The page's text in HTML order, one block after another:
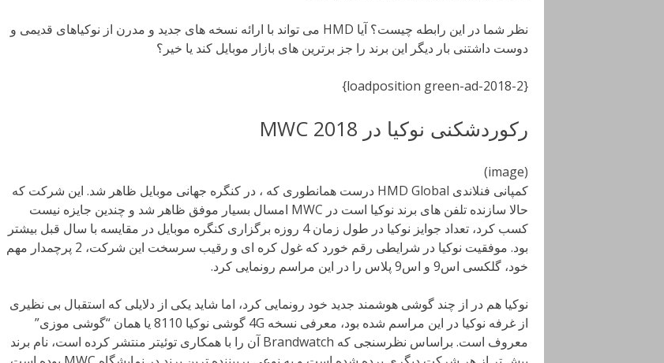
نظر شما در این رابطه چیست؟ آیا HMD می تواند با ارائه نسخه های جدید و مدرن از نوکیاهای قدیمی و
دوست داشتنی بار دیگر این برند را جز برترین های بازار موبایل کند یا خیر؟
{loadposition green-ad-2018-2}
رکوردشکنی نوکیا در MWC 2018
(image)
کمپانی فنلاندی HMD Global درست همانطوری که ، در کنگره جهانی موبایل ظاهر شد. این شرکت که
حالا سازنده تلفن های برند نوکیا است در MWC امسال بسیار موفق ظاهر شد و چندین جایزه نیست
کسب کرد، تعداد جوایز نوکیا در طول زمان 4 روزه برگزاری کنگره موبایل در مقایسه با سال قبل بیشتر
بود. موفقیت نوکیا در شرایطی رقم خورد که غول کره ای و رقیب سرسخت این شرکت، 2 پرچمدار مهم
خود، گلکسی اس9 و اس9 پلاس را در این مراسم رونمایی کرد.
نوکیا هم در از چند گوشی هوشمند جدید خود رونمایی کرد، اما شاید یکی از دلایلی که استقبال بی نظیری
از غرفه نوکیا در این مراسم شده بود، معرفی نسخه 4G گوشی نوکیا 8110 یا همان “گوشی موزی”
معروف است. براساس نظرسنجی که Brandwatch آن را با همکاری توئیتر منتشر کرده است، نام برند